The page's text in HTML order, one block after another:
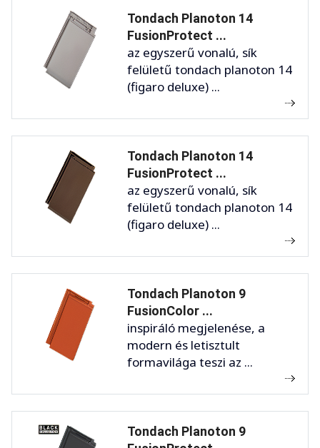
Tondach Planoton 14
FusionProtect ...
az egyszerű vonalú, sík
felületű tondach planoton 14
(figaro deluxe) ...
Tondach Planoton 14
FusionProtect ...
az egyszerű vonalú, sík
felületű tondach planoton 14
(figaro deluxe) ...
Tondach Planoton 9
FusionColor ...
inspiráló megjelenése, a
modern és letisztult
formavilága teszi az ...
Tondach Planoton 9